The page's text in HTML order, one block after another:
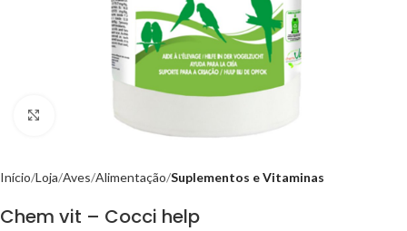
Click to enlarge
Início Loja Aves Alimentação Suplementos e Vitaminas
Chem vit – Cocci help